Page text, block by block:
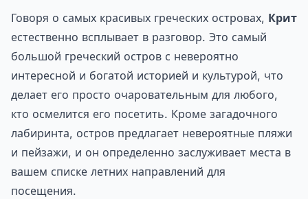
Говоря о самых красивых греческих островах, Крит
естественно всплывает в разговор. Это самый
большой греческий остров с невероятно
интересной и богатой историей и культурой, что
делает его просто очаровательным для любого,
кто осмелится его посетить. Кроме загадочного
лабиринта, остров предлагает невероятные пляжи
и пейзажи, и он определенно заслуживает места в
вашем списке летних направлений для
посещения.